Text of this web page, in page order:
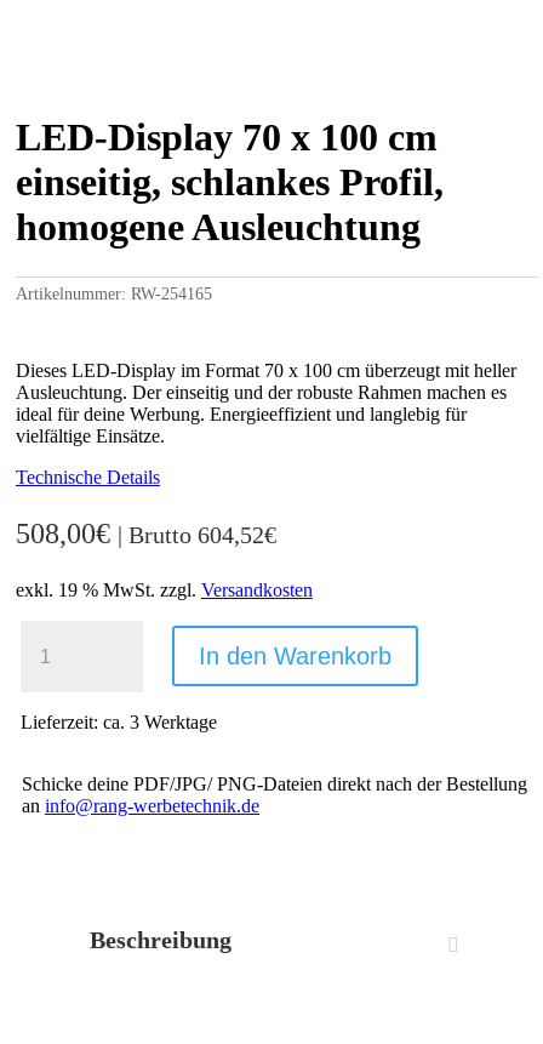
LED-Display 70 x 100 cm
einseitig, schlankes Profil,
homogene Ausleuchtung
Artikelnummer: RW-254165
Dieses LED-Display im Format 70 x 100 cm überzeugt mit heller
Ausleuchtung. Der einseitig und der robuste Rahmen machen es
ideal für deine Werbung. Energieeffizient und langlebig für
vielfältige Einsätze.
Technische Details
508,00€ | Brutto 604,52€
exkl. 19 % MwSt. zzgl. Versandkosten
DISPLAY
SCHLANKES
AUSLEUCHTUNG
MENGE
In den Warenkorb
Lieferzeit:ca. 3 Werktage
Schicke deine PDF/JPG/ PNG-Dateien direkt nach der Bestellung
an info@rang-werbetechnik.de
Beschreibung